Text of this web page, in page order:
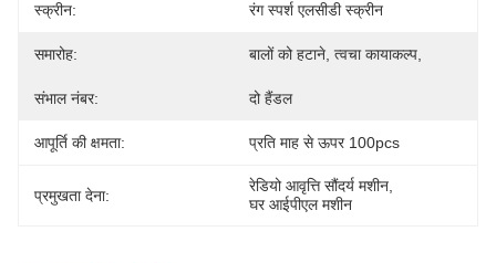
स्क्रीन: रंग स्पर्श एलसीडी स्क्रीन
समारोह: बालों को हटाने, त्वचा कायाकल्प,
संभाल नंबर: दो हैंडल
आपूर्ति की क्षमता: प्रति माह से ऊपर 100pcs
प्रमुखता देना:
रेडियो आवृत्ति सौंदर्य मशीन
घर आईपीएल मशीन